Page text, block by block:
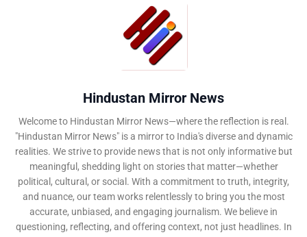
Hindustan Mirror News
Welcome to Hindustan Mirror News—where the reflection is real.
"Hindustan Mirror News" is a mirror to India's diverse and dynamic
realities. We strive to provide news that is not only informative but
meaningful, shedding light on stories that matter—whether
political, cultural, or social. With a commitment to truth, integrity,
and nuance, our team works relentlessly to bring you the most
accurate, unbiased, and engaging journalism. We believe in
questioning, reflecting, and offering context, not just headlines. In